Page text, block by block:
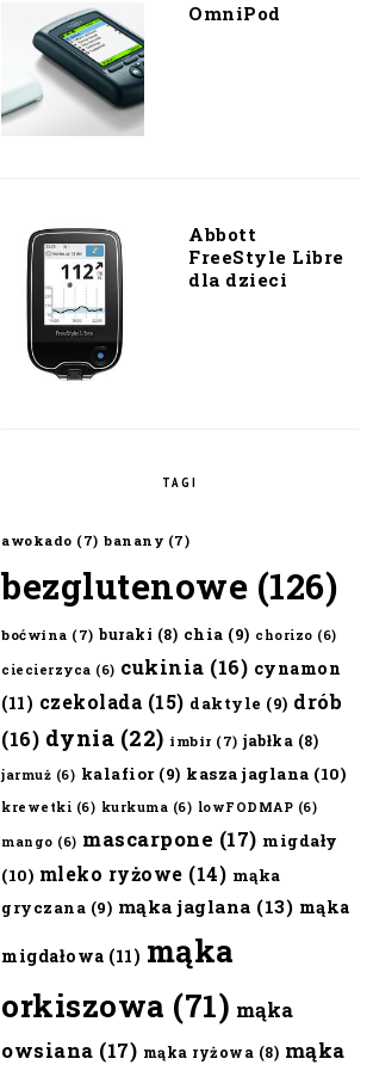
OmniPod
Abbott
FreeStyle Libre
dla dzieci
TAGI
awokado (7) banany (7)
bezglutenowe (126)
boćwina (7) buraki (8) chia (9) chorizo (6)
ciecierzyca (6) cukinia (16) cynamon
(11) czekolada (15) daktyle (9) drób
(16) dynia (22) imbir (7) jabłka (8)
jarmuż (6) kalafior(9) kasza jaglana (10)
krewetki (6) kurkuma (6) lowFODMAP (6)
mango (6) mascarpone (17) migdały
(10) mleko ryżowe (14) mąka
gryczana (9) mąka jaglana (13) mąka
migdałowa (11) mąka
orkiszowa (71) mąka
owsiana (17) mąka ryżowa (8) mąka